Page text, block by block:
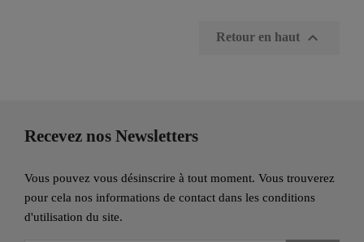
Retour en haut 
Recevez nos Newsletters
Vous pouvez vous désinscrire à tout moment. Vous trouverez
pour cela nos informations de contact dans les conditions
d'utilisation du site.